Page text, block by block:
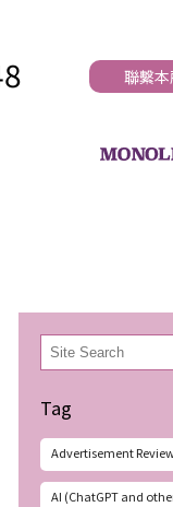
聯繫
検
索
Tag
Advertisement
AI (ChatGPT and